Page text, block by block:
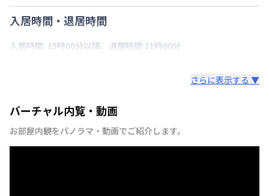
入居時間・退居時間
入居時間: 15時00分以降、退居時間:11時00分
さらに表示する ▼
バーチャル内覧・動画
お部屋内観をパノラマ・動画でご紹介します。